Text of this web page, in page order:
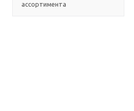
ассортимента